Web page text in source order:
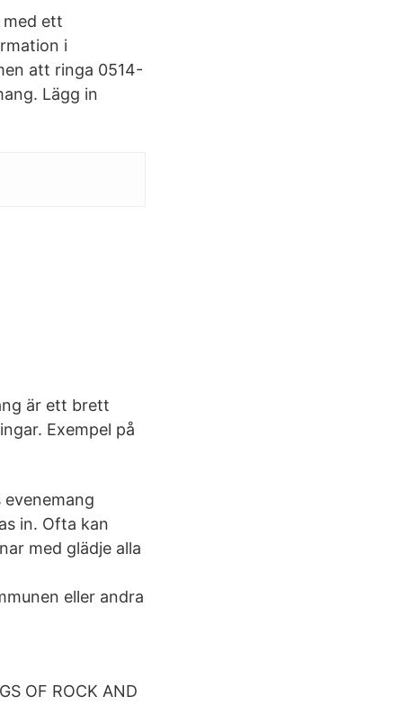
ett
i
att ringa 0514-
Lägg in
är ett brett
Exempel på
in. Ofta kan
med glädje alla
eller andra
OF ROCK AND